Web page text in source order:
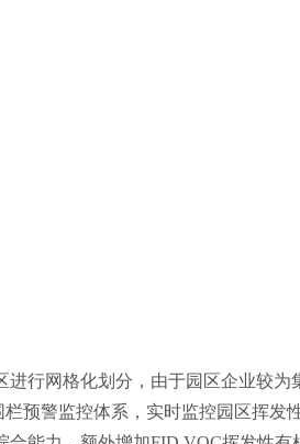
网格化划分，由于园区企业较为集
预警监控体系，实时监控园区挥发